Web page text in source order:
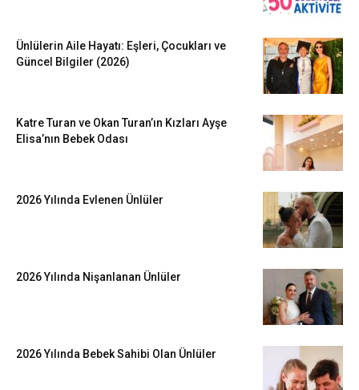
Ünlülerin Aile Hayatı: Eşleri, Çocukları ve
Güncel Bilgiler (2026)
Katre Turan ve Okan Turan’ın Kızları Ayşe
Elisa’nın Bebek Odası
2026 Yılında Evlenen Ünlüler
2026 Yılında Nişanlanan Ünlüler
2026 Yılında Bebek Sahibi Olan Ünlüler